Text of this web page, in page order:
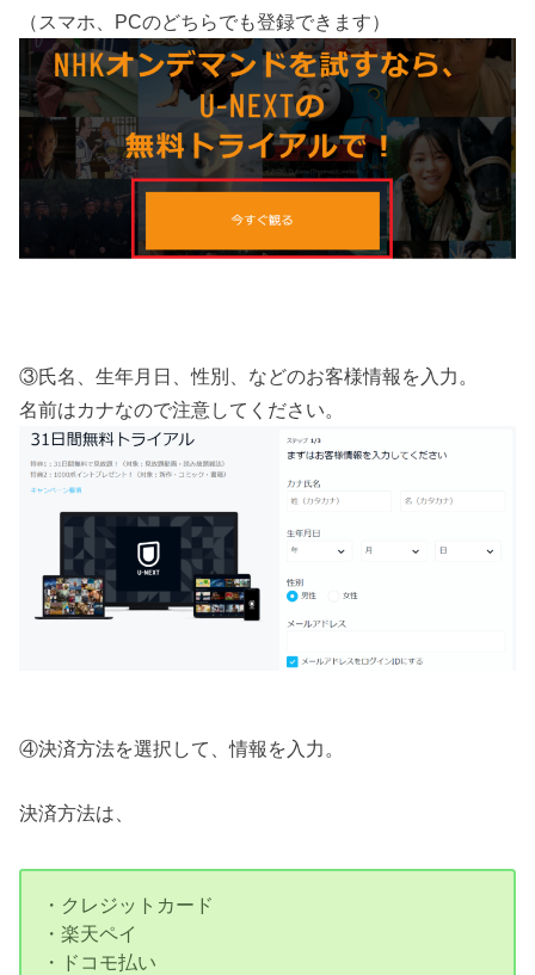
（スマホ、PCのどちらでも登録できます）
③氏名、生年月日、性別、などのお客様情報を入力。
名前はカナなので注意してください。
④決済方法を選択して、情報を入力。
決済方法は、
・クレジットカード
・楽天ペイ
・ドコモ払い